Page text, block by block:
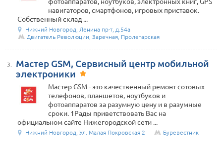
навигаторов, смартфонов, игровых приставок.
Собственный склад ...
Нижний Новгород, Ленина пр-т, д.54а
Двигатель Революции, Заречная, Пролетарская
3. Мастер GSM, Сервисный центр мобильной
электроники
Мастер GSM - это качественный ремонт сотовых
телефонов, планшетов, ноутбуков и
фотоаппаратов за разумную цену и в разумные
сроки. 1Рады приветствовать Вас на
официальном сайте Нижегородской сети ...
Нижний Новгород, Ул. Малая Покровская 2 Буревестник